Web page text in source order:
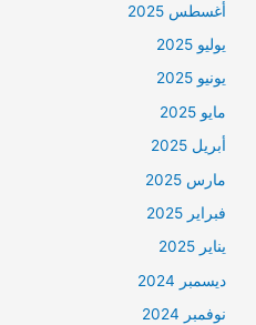
أغسطس 2025
يوليو 2025
يونيو 2025
مايو 2025
أبريل 2025
مارس 2025
فبراير 2025
يناير 2025
ديسمبر 2024
نوفمبر 2024